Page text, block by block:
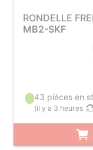
RONDELLE
MB2-SKF
43 pièces en
(il y a 3 heures